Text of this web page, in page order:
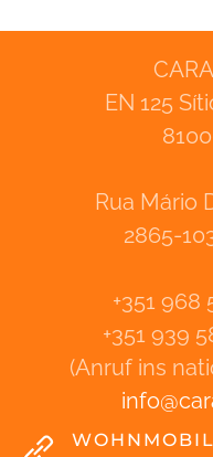
EN 125
Rua Mário
2865-
+351 968
+351 939
(Anruf ins
info@